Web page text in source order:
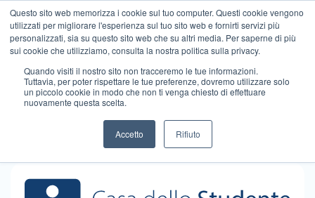
Questo sito web memorizza i cookie sul tuo computer. Questi cookie vengono
utilizzati per migliorare l'esperienza sul tuo sito web e fornirti servizi più
personalizzati, sia su questo sito web che su altri media. Per saperne di più
sui cookie che utilizziamo, consulta la nostra politica sulla privacy.
Quando visiti il ​​nostro sito non tracceremo le tue informazioni.
Tuttavia, per poter rispettare le tue preferenze, dovremo utilizzare solo
un piccolo cookie in modo che non ti venga chiesto di effettuare
nuovamente questa scelta.
Accetto Rifiuto